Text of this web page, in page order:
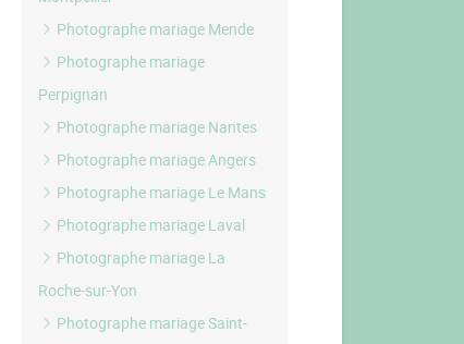
Photographe mariage Mende
Photographe mariage
Perpignan
Photographe mariage Nantes
Photographe mariage Angers
Photographe mariage Le Mans
Photographe mariage Laval
Photographe mariage La
Roche-sur-Yon
Photographe mariage Saint-